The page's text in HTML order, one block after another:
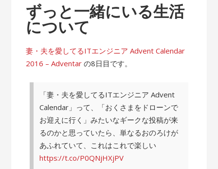
ずっと一緒にいる生活
について
妻・夫を愛してるITエンジニア Advent Calendar
2016 – Adventar の8日目です。
「妻・夫を愛してるITエンジニア Advent
Calendar」って、「おくさまをドローンで
お迎えに行く」みたいなギークな投稿が来
るのかと思っていたら、単なるおのろけが
あふれていて、これはこれで楽しい
https://t.co/P0QNjHXjPV